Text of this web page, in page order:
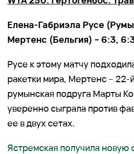
Елена-Габриэла Русе
Мертенс (Бельгия) – 6:3,
Русе к этому матчу
ракетки мира, Мертенс – 22-
румынская подруга Марты
уверенно сыграла против
ее в двух сетах.
Ястремская получила новую